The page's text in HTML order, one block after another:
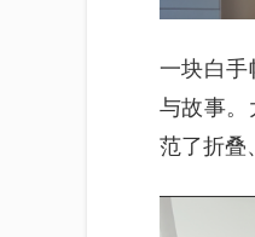
一块白手
与故事。
范了折叠